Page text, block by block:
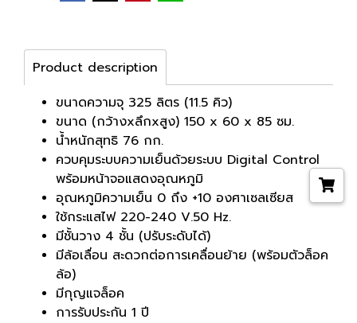
Product description
ขนาดความจุ 325 ลิตร (11.5 คิว)
ขนาด (กว้างxลึกxสูง) 150 x 60 x 85 ซม.
น้ำหนักสุทธิ 76 กก.
ควบคุมระบบความเย็นด้วยระบบ Digital Control
พร้อมหน้าจอแสดงอุณหภูมิ
อุณหภูมิความเย็น 0 ถึง +10 องศาเซลเซียส
ใช้กระแสไฟ 220-240 V.50 Hz.
มีชั้นวาง 4 ชั้น (ปรับระดับได้)
มีล้อเลื่อน สะดวกต่อการเคลื่อนย้าย (พร้อมตัวล็อค
ล้อ)
มีกุญแจล็อค
การรับประกัน 1 ปี